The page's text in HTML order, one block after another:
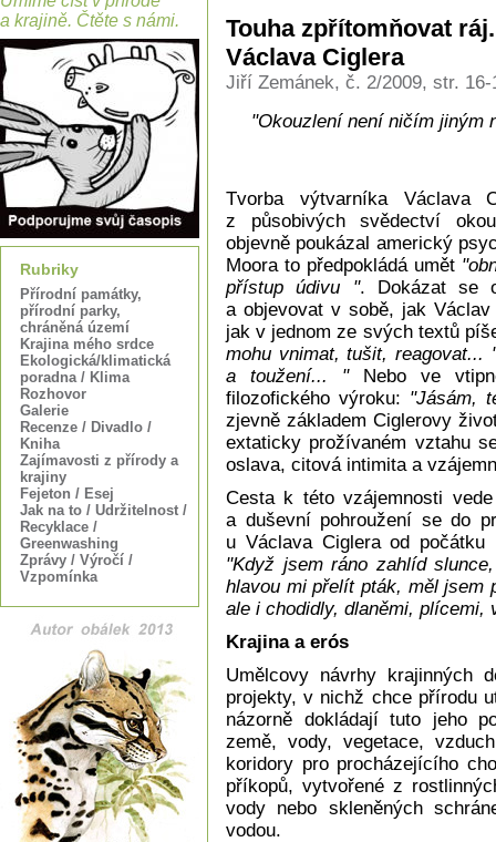
a krajině. Čtěte s námi.
Rubriky
Přírodní památky,
přírodní parky,
chráněná území
Krajina mého srdce
Ekologická/klimatická
poradna / Klima
Rozhovor
Galerie
Recenze / Divadlo /
Kniha
Zajímavosti z přírody a
krajiny
Fejeton / Esej
Jak na to / Udržitelnost /
Recyklace /
Greenwashing
Zprávy / Výročí /
Vzpomínka
Touha zpřítomňovat
Václava Ciglera
Jiří Zemánek, č. 2/2009, str. 16-
"Okouzlení není ničím jiným
Tvorba výtvarníka Václava
z působivých svědectví
objevně poukázal americký
Moora to předpokládá umět
přístup údivu ". Dokázat se
a objevovat v sobě, jak
jak v jednom ze svých textů
mohu vnimat, tušit,
a toužení... "Nebo ve
filozofického výroku: "Jásám,
zjevně základem Ciglerovy
extaticky prožívaném vztahu
oslava, citová intimita a
Cesta k této vzájemnosti
a duševní pohroužení se do
u Václava Ciglera od
"Když jsem ráno zahlíd
hlavou mi přelít pták, měl jsem
ale i chodidly, dlaněmi, plícemi,
Krajina a erós
Umělcovy návrhy krajinných
projekty, v nichž chce přírodu
názorně dokládají tuto jeho
země, vody, vegetace,
koridory pro procházejícího
příkopů, vytvořené z
vody nebo skleněných
vodou.